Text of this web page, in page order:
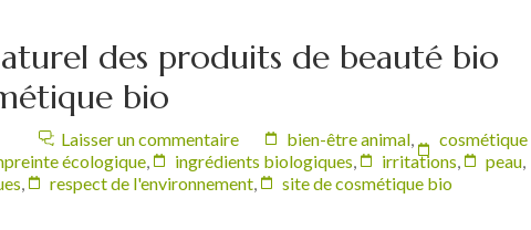
des produits de beauté bio
bio
Laisser un commentaire bien-être animal
cosmétique
écologique ingrédients biologiques irritations peau
respect de l'environnement site de cosmétique bio